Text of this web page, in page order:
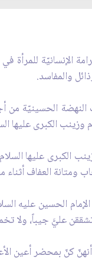
الإنسانيّة
والمفاسد.
الحسينيّة من
وزينب الكبرى عليها
الكبرى عليها
ومتانة العفاف
الحسين عليه
عليَّ جيباً، ولا
كنّ بمحضر أعين